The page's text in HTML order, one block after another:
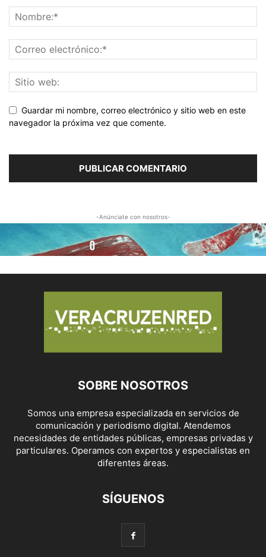
Guardar mi nombre, correo electrónico y sitio web en este
navegador la próxima vez que comente.
-Anúnciate con nosotros-
SOBRE NOSOTROS
Somos una empresa especializada en servicios de
comunicación y periodismo digital. Atendemos
necesidades de entidades públicas, empresas privadas y
particulares. Operamos con expertos y especialistas en
diferentes áreas.
SÍGUENOS